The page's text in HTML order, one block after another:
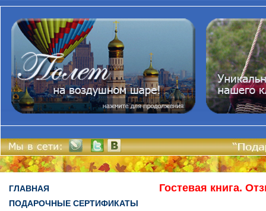
ГЛАВНАЯ
ПОДАРОЧНЫЕ СЕРТИФИКАТЫ
Гостевая книга.